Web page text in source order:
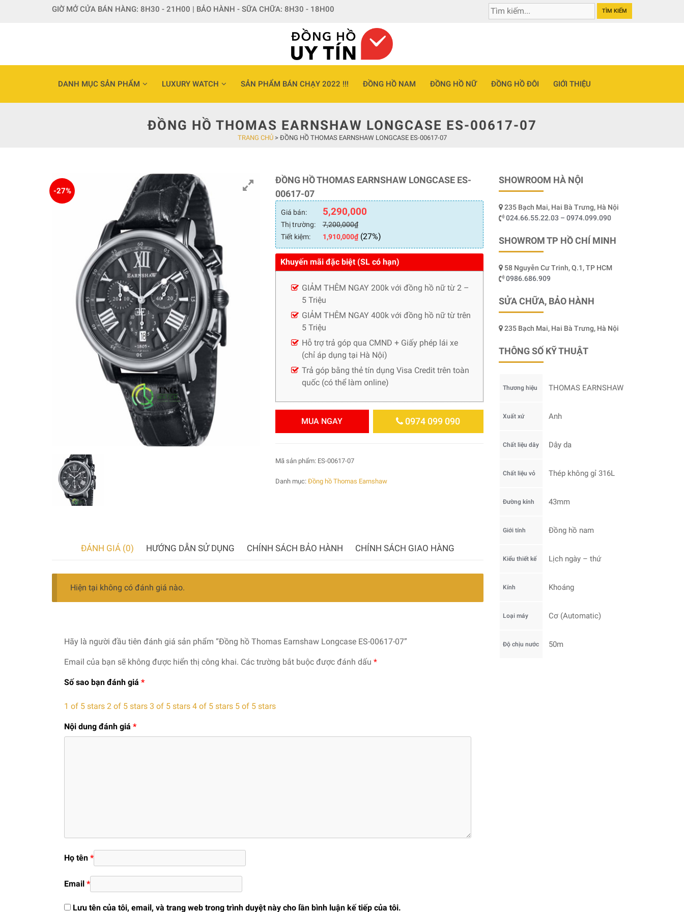
GIỜ MỞ CỬA BÁN HÀNG: 8H30 - 21H00 | BẢO HÀNH - SỮA CHỮA: 8H30 - 18H00 TÌM KIẾM
DANH MỤC SẢN PHẨM LUXURY WATCH SẢN PHẨM BÁN CHẠY 2022 !!! ĐỒNG HỒ NAM ĐỒNG HỒ NỮ ĐỒNG HỒ ĐÔI GIỚI THIỆU
ĐỒNG HỒ THOMAS EARNSHAW LONGCASE ES-00617-07
TRANG CHỦ> ĐỒNG HỒ THOMAS EARNSHAW LONGCASE ES-00617-07
-27%
ĐỒNG HỒ THOMAS EARNSHAW LONGCASE ES-
00617-07
Giá bán: 5,290,000
Thị trường: 7,200,000₫
Tiết kiệm:
1,910,000₫(27%)
Khuyến mãi đặc biệt (SL có hạn)
GIẢM THÊM NGAY 200k với đồng hồ nữ từ 2 –
5 Triệu
GIẢM THÊM NGAY 400k với đồng hồ nữ từ trên
5 Triệu
Hỗ trợ trả góp qua CMND + Giấy phép lái xe
(chỉ áp dụng tại Hà Nội)
Trả góp bằng thẻ tín dụng Visa Credit trên toàn
quốc (có thể làm online)
MUA NGAY 0974 099 090
Mã sản phẩm: ES-00617-07
Danh mục: Đồng hồ Thomas Earnshaw
ĐÁNH GIÁ (0) HƯỚNG DẪN SỬ DỤNG CHÍNH SÁCH BẢO HÀNH CHÍNH SÁCH GIAO HÀNG
Hiện tại không có đánh giá nào.
Hãy là người đầu tiên đánh giá sản phẩm “Đồng hồ Thomas Earnshaw Longcase ES-00617-07”
Email của bạn sẽ không được hiển thị công khai. Các trường bắt buộc được đánh dấu *
Số sao bạn đánh giá *
1 of 5 stars 2 of 5 stars 3 of 5 stars 4 of 5 stars 5 of 5 stars
Nội dung đánh giá *
Họ tên *
Email *
Lưu tên của tôi, email, và trang web trong trình duyệt này cho lần bình luận kế tiếp của tôi.
SHOWROOM HÀ NỘI
235 Bạch Mai, Hai Bà Trưng, Hà Nội
024.66.55.22.03 – 0974.099.090
SHOWROM TP HỒ CHÍ MINH
58 Nguyễn Cư Trinh, Q.1, TP HCM
0986.686.909
SỬA CHỮA, BẢO HÀNH
235 Bạch Mai, Hai Bà Trưng, Hà Nội
THÔNG SỐ KỸ THUẬT
Thương hiệu THOMAS EARNSHAW
Xuất xứ Anh
Chất liệu dây Dây da
Chất liệu vỏ Thép không gỉ 316L
Đường kính 43mm
Giới tính Đồng hồ nam
Kiểu thiết kế Lịch ngày – thứ
Kính Khoáng
Loại máy Cơ (Automatic)
Độ chịu nước 50m